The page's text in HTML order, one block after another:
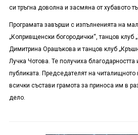
си тръгна доволна и засмяна от хубавото
Програмата завърши с изпълненията на
„Копривщенски богородички“, танцов клуб
Димитрина Орашъкова и танцов клуб
Лучка Чотова. Те получиха
публиката. Председателят на читалищното
всички състави грамота за приноса им в
дело.